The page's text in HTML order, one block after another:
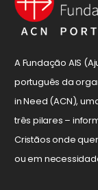
A Fundação AIS
português da
in Need (ACN),
três pilares –
Cristãos onde
ou em